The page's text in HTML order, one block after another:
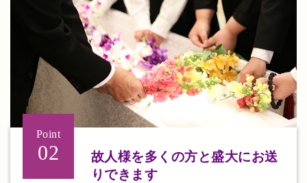
Point
02 故人様を多くの方と盛大にお送
りできます